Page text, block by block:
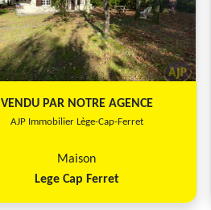
VENDU PAR NOTRE AGENCE
AJP Immobilier Lège-Cap-Ferret
Maison
Lege Cap Ferret